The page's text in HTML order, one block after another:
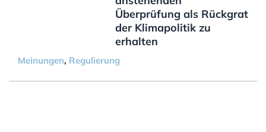
Überprüfung als Rückgrat
der Klimapolitik zu
erhalten
Meinungen, Regulierung